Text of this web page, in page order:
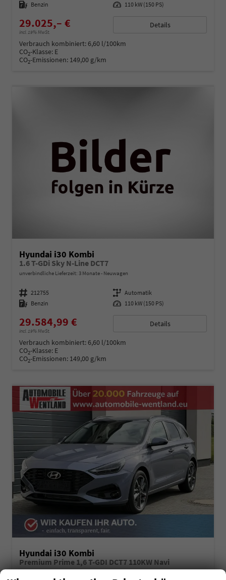
Kraftstoff Benzin Leistung 110 kW (150 PS)
29.025,– €
incl. 19% MwSt.
Details
Verbrauch kombiniert:6,60 l/100km
CO2-Klasse: E
CO2-Emissionen: 149,00 g/km
Hyundai i30 Kombi
1.6 T-GDi Sky N-Line DCT7
unverbindliche Lieferzeit: 3 Monate Neuwagen
Fahrzeugnummer 212755 Getriebe Automatik
Kraftstoff Benzin Leistung 110 kW (150 PS)
29.584,99 €
incl. 19% MwSt.
Details
Verbrauch kombiniert:6,60 l/100km
CO2-Klasse: E
CO2-Emissionen: 149,00 g/km
Hyundai i30 Kombi
Premium Prime 1,6 T-GDI DCT7 110KW Navi